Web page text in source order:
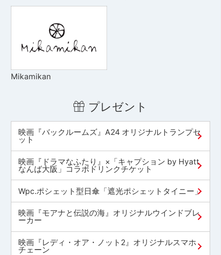
Mikamikan
プレゼント
映画『バックルームズ』A24 オリジナルトランプセ
ット
映画『ドラマなふたり』×「キャプション by Hyatt
なんば大阪」コラボドリンクチケット
Wpc.ポシェット型日傘「遮光ポシェットタイニー」
映画『モアナと伝説の海』オリジナルウインドブレ
ーカー
映画『レディ・オア・ノット2』オリジナルスマホ
チェーン